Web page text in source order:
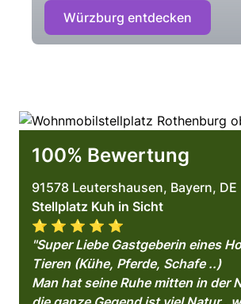
Würzburg entdecken
100% Bewertung
91578 Leutershausen, Bayern, DE
Stellplatz Kuh in Sicht
⭐️ ⭐️ ⭐️ ⭐️ ⭐️
"Super Liebe Gastgeberin eines
Tieren (Kühe, Pferde, Schafe ..)
Man hat seine Ruhe mitten in der